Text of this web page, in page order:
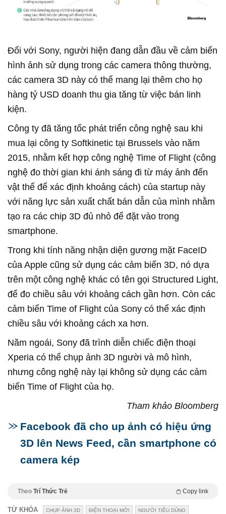
Đối với Sony, người hiện đang dẫn đầu về cảm biến
hình ảnh sử dụng trong các camera thông thường,
các camera 3D này có thể mang lại thêm cho họ
hàng tỷ USD doanh thu gia tăng từ việc bán linh
kiện.
Công ty đã tăng tốc phát triển công nghệ sau khi
mua lại công ty Softkinetic tại Brussels vào năm
2015, nhằm kết hợp công nghệ Time of Flight (công
nghệ đo thời gian khi ánh sáng đi từ máy ảnh đến
vật thể để xác định khoảng cách) của startup này
với năng lực sản xuất chất bán dẫn của mình nhằm
tạo ra các chip 3D đủ nhỏ để đặt vào trong
smartphone.
Trong khi tính năng nhận diện gương mặt FaceID
của Apple cũng sử dụng các cảm biến 3D, nó dựa
trên một công nghệ khác có tên gọi Structured Light,
để đo chiều sâu với khoảng cách gần hơn. Còn các
cảm biến Time of Flight của Sony có thể xác định
chiều sâu với khoảng cách xa hơn.
Năm ngoái, Sony đã trình diễn chiếc điện thoại
Xperia có thể chụp ảnh 3D người và mô hình,
nhưng công nghệ này lại không sử dụng các cảm
biến Time of Flight của họ.
Tham khảo Bloomberg
Facebook đã cho up ảnh có hiệu ứng
3D lên News Feed, cần smartphone có
camera kép
Theo Trí Thức Trẻ Copy link
TỪ KHÓA CHỤP ẢNH 3D ĐIỆN THOẠI MỚI NGƯỜI TIÊU DÙNG